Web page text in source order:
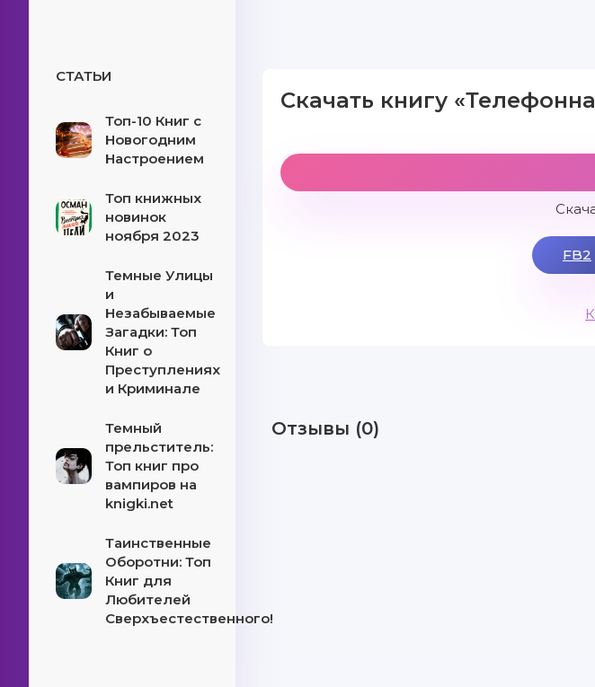
СТАТЬИ
Топ-10 Книг с
Новогодним
Настроением
Топ книжных
новинок
ноября 2023
Темные Улицы
и
Незабываемые
Загадки: Топ
Книг о
Преступлениях
и Криминале
Темный
прельститель:
Топ книг про
вампиров на
knigki.net
Таинственные
Оборотни: Топ
Книг для
Любителей
Сверхъестественного!
Скачать книгу
FB2
Отзывы (0)